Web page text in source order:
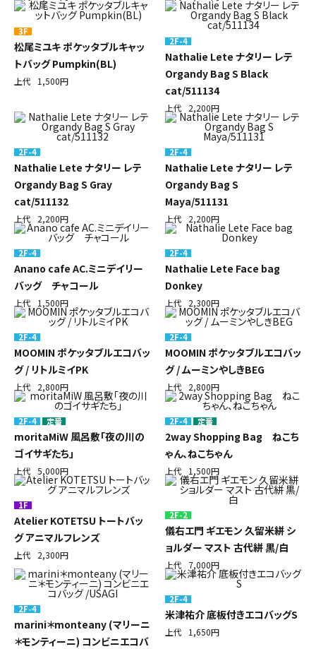
3F
松尾ミユキ ポケッタブルキャッ
トバッグ Pumpkin(BL)
上代 1,500円
2F-4
Nathalie Lete ナタリー レテ
Organdy Bag S Black
cat/511134
上代 2,200円
2F-4
Nathalie Lete ナタリー レテ
Organdy Bag S Gray
cat/511132
上代 2,200円
2F-4
Nathalie Lete ナタリー レテ
Organdy Bag S
Maya/511131
上代 2,200円
2F-4
Anano cafe AC.ミニデイリー
バッグ チャコール
上代 1,500円
2F-4
Nathalie Lete Face bag
Donkey
上代 2,300円
2F-4
MOOMIN ポケッタブルエコバッ
グ / リトルミイPK
上代 2,800円
2F-4
MOOMIN ポケッタブルエコバッ
グ / ムーミンやしきBEG
上代 2,800円
2F-4 定番
moritaMiW 風呂敷「夜の川の
ゴイサギたち」
上代 5,000円
2F-4 定番
2way Shopping Bag ねこち
ゃん、ねこちゃん
上代 1,500円
1F
Atelier KOTETSU トートバッ
グ アニマルフレンズ
上代 2,300円
2F-2
儀右エ門 ギエモン 久留米絣 シ
ョルダー マスト 古代絣 黒/白
上代 7,000円
2F-4
marini＊monteany (マリーニ
＊モンティーニ) コンビニエコバ
2F-4
米津祐介 底板付きエコバッグS
上代 1,650円